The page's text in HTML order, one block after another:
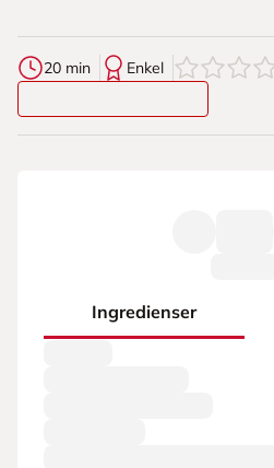
20 min Enkel 0av5stjerner
Ingredienser